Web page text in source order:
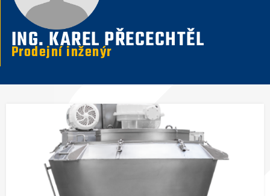
ING. KAREL PŘECECHTĚL
Prodejní inženýr